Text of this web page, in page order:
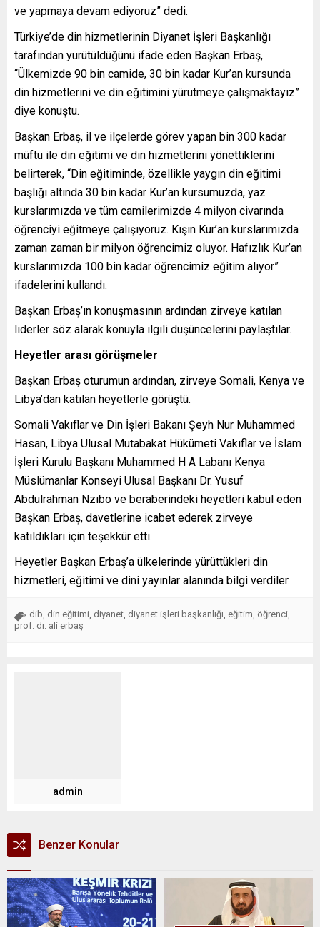
ve yapmaya devam ediyoruz” dedi.
Türkiye’de din hizmetlerinin Diyanet İşleri Başkanlığı
tarafından yürütüldüğünü ifade eden Başkan Erbaş,
“Ülkemizde 90 bin camide, 30 bin kadar Kur’an kursunda
din hizmetlerini ve din eğitimini yürütmeye çalışmaktayız”
diye konuştu.
Başkan Erbaş, il ve ilçelerde görev yapan bin 300 kadar
müftü ile din eğitimi ve din hizmetlerini yönettiklerini
belirterek, “Din eğitiminde, özellikle yaygın din eğitimi
başlığı altında 30 bin kadar Kur’an kursumuzda, yaz
kurslarımızda ve tüm camilerimizde 4 milyon civarında
öğrenciyi eğitmeye çalışıyoruz. Kışın Kur’an kurslarımızda
zaman zaman bir milyon öğrencimiz oluyor. Hafızlık Kur’an
kurslarımızda 100 bin kadar öğrencimiz eğitim alıyor”
ifadelerini kullandı.
Başkan Erbaş’ın konuşmasının ardından zirveye katılan
liderler söz alarak konuyla ilgili düşüncelerini paylaştılar.
Heyetler arası görüşmeler
Başkan Erbaş oturumun ardından, zirveye Somali, Kenya ve
Libya’dan katılan heyetlerle görüştü.
Somali Vakıflar ve Din İşleri Bakanı Şeyh Nur Muhammed
Hasan, Libya Ulusal Mutabakat Hükümeti Vakıflar ve İslam
İşleri Kurulu Başkanı Muhammed H A Labanı Kenya
Müslümanlar Konseyi Ulusal Başkanı Dr. Yusuf
Abdulrahman Nzıbo ve beraberindeki heyetleri kabul eden
Başkan Erbaş, davetlerine icabet ederek zirveye
katıldıkları için teşekkür etti.
Heyetler Başkan Erbaş’a ülkelerinde yürüttükleri din
hizmetleri, eğitimi ve dini yayınlar alanında bilgi verdiler.
dib din eğitimi diyanet diyanet işleri başkanlığı eğitim öğrenci
prof. dr. ali erbaş
admin
Benzer Konular